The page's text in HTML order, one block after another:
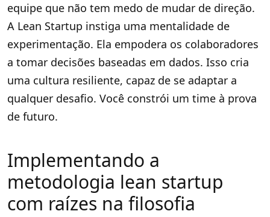
equipe que não tem medo de mudar de direção.
A Lean Startup instiga uma mentalidade de
experimentação. Ela empodera os colaboradores
a tomar decisões baseadas em dados. Isso cria
uma cultura resiliente, capaz de se adaptar a
qualquer desafio. Você constrói um time à prova
de futuro.
Implementando a
metodologia lean startup
com raízes na filosofia